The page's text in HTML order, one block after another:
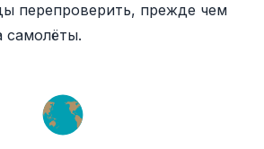
перепроверить, прежде чем
самолёты.